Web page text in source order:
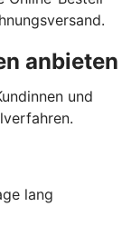
anbieten
und
lang